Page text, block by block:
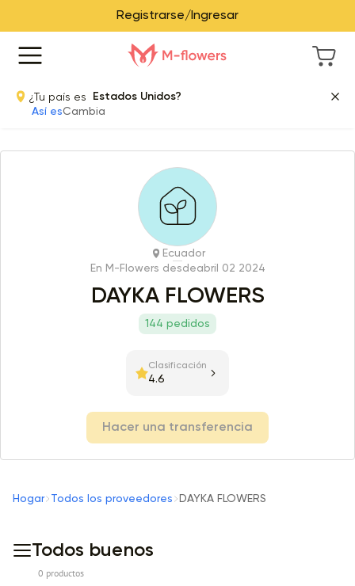
Registrarse/Ingresar
¿Tu país es
Estados Unidos?
Así esCambia
Ecuador
En M-Flowers desdeabril 02 2024
DAYKA FLOWERS
144 pedidos
Clasificación
4.6
Hacer una transferencia
Hogar Todos los proveedores DAYKA FLOWERS
Todos buenos
0 productos